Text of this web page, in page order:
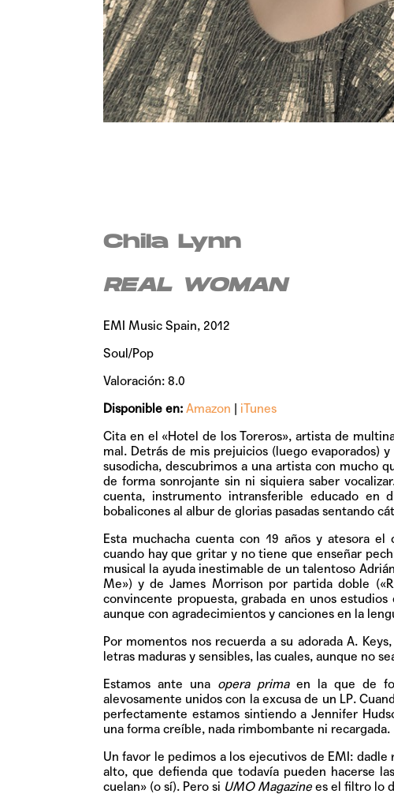
Chila Lynn
REAL WOMAN
EMI Music Spain, 2012
Soul/Pop
Valoración: 8.0
Disponible en: Amazon | iTunes
Cita en el «Hotel de los Toreros», artista de
mal. Detrás de mis prejuicios (luego evaporados)
susodicha, descubrimos a una artista con mucho
de forma sonrojante sin ni siquiera saber
cuenta, instrumento intransferible educado en
bobalicones al albur de glorias pasadas sentando
Esta muchacha cuenta con 19 años y atesora
cuando hay que gritar y no tiene que enseñar
musical la ayuda inestimable de un talentoso
Me») y de James Morrison por partida doble
convincente propuesta, grabada en unos
aunque con agradecimientos y canciones en la
Por momentos nos recuerda a su adorada A.
letras maduras y sensibles, las cuales, aunque no
Estamos ante una opera primaen la que de
alevosamente unidos con la excusa de un LP.
perfectamente estamos sintiendo a Jennifer
una forma creíble, nada rimbombante ni recargada.
Un favor le pedimos a los ejecutivos de EMI:
alto, que defienda que todavía pueden hacerse
cuelan» (o sí). Pero si UMO Magazinees el filtro lo